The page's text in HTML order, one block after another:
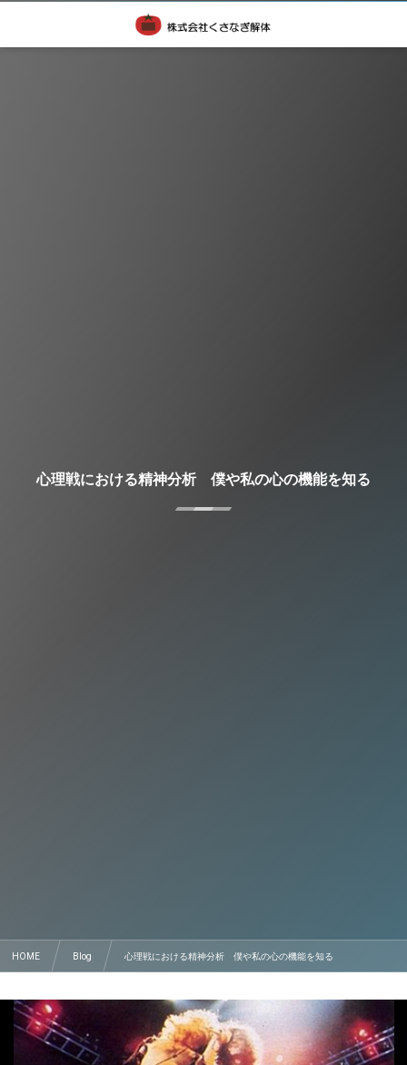
心理戦における精神分析 僕や私の心の機能を知る
HOME Blog 心理戦における精神分析 僕や私の心の機能を知る